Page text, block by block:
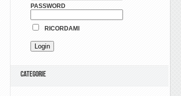
PASSWORD
RICORDAMI
CATEGORIE